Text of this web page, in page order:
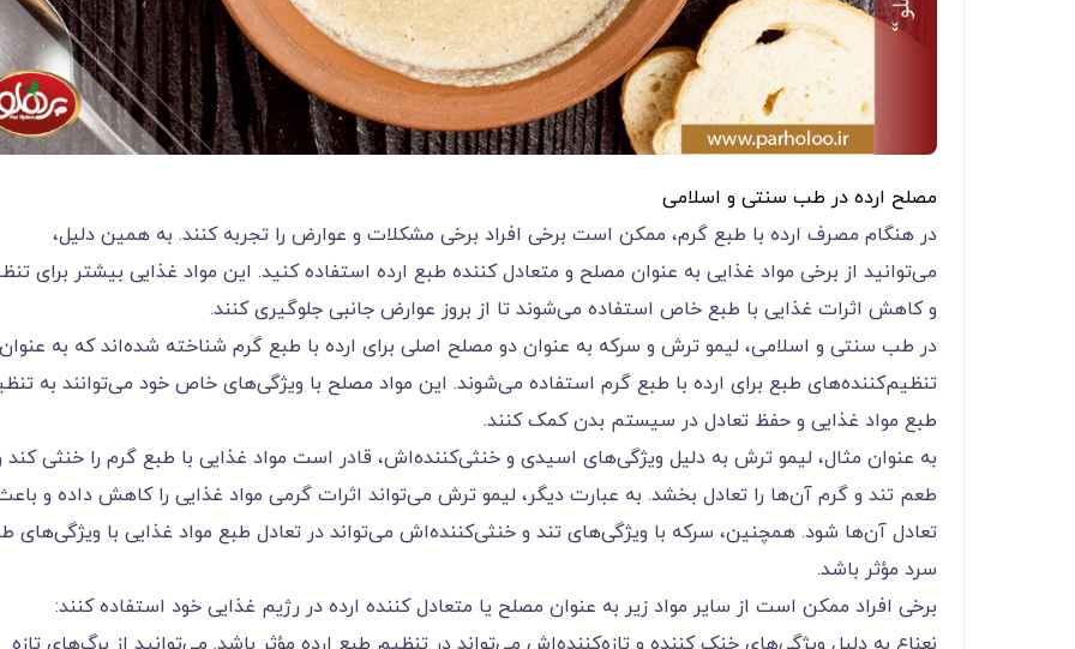
مصلح ارده در طب سنتی و اسلامی
در هنگام مصرف ارده با طبع گرم، ممکن است برخی افراد برخی مشکلات و عوارض را تجربه کنند. به همین دلیل،
می‌توانید از برخی مواد غذایی به عنوان مصلح و متعادل کننده طبع ارده استفاده کنید. این مواد غذایی بیشتر برای
و کاهش اثرات غذایی با طبع خاص استفاده می‌شوند تا از بروز عوارض جانبی جلوگیری کنند.
در طب سنتی و اسلامی، لیمو ترش و سرکه به عنوان دو مصلح اصلی برای ارده با طبع گرم شناخته شده‌اند که به عنوان
تنظیم‌کننده‌های طبع برای ارده با طبع گرم استفاده می‌شوند. این مواد مصلح با ویژگی‌های خاص خود می‌توانند به
طبع مواد غذایی و حفظ تعادل در سیستم بدن کمک کنند.
به عنوان مثال، لیمو ترش به دلیل ویژگی‌های اسیدی و خنثی‌کننده‌اش، قادر است مواد غذایی با طبع گرم را خنثی کند
طعم تند و گرم آن‌ها را تعادل بخشد. به عبارت دیگر، لیمو ترش می‌تواند اثرات گرمی مواد غذایی را کاهش داده و
تعادل آن‌ها شود. همچنین، سرکه با ویژگی‌های تند و خنثی‌کننده‌اش می‌تواند در تعادل طبع مواد غذایی با ویژگی‌های
سرد مؤثر باشد.
برخی افراد ممکن است از سایر مواد زیر به عنوان مصلح یا متعادل کننده ارده در رژیم غذایی خود استفاده کنند: